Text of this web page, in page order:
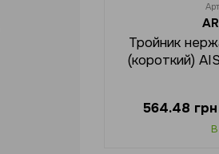
Тройник
(короткий)
564.48